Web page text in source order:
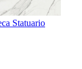
Statuario